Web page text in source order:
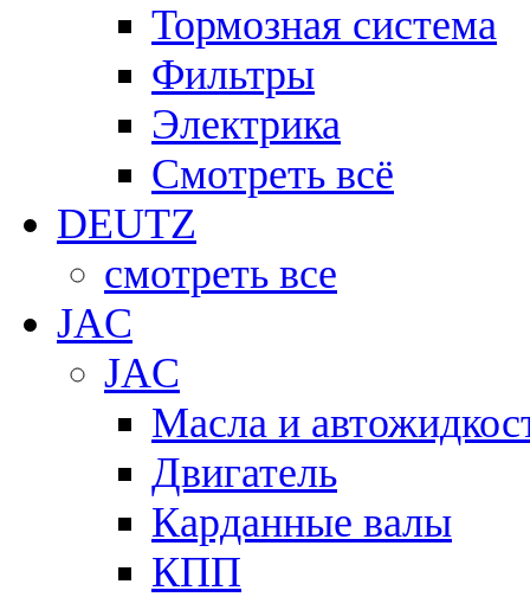
Тормозная система
Фильтры
Электрика
Смотреть всё
DEUTZ
смотреть все
JAC
JAC
Масла и
Двигатель
Карданные валы
КПП